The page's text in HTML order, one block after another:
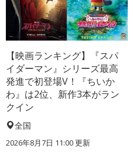
【映画ランキング】『スパ
イダーマン』シリーズ最高
発進で初登場V！『ちいか
わ』は2位、新作3本がラン
クイン
全国
2026年8月7日 11:00更新